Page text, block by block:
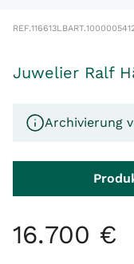
REF.116613LBART.
Juwelier Ralf
Archivierung
16.700 €